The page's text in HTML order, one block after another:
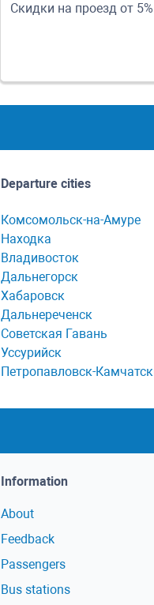
Скидки на проезд от
Departure cities
Комсомольск-на-Амуре
Находка
Владивосток
Дальнегорск
Хабаровск
Дальнереченск
Советская Гавань
Уссурийск
Петропавловск-
Information
About
Feedback
Passengers
Bus stations